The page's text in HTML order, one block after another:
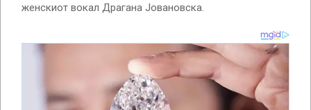
женскиот вокал Драгана Јовановска.